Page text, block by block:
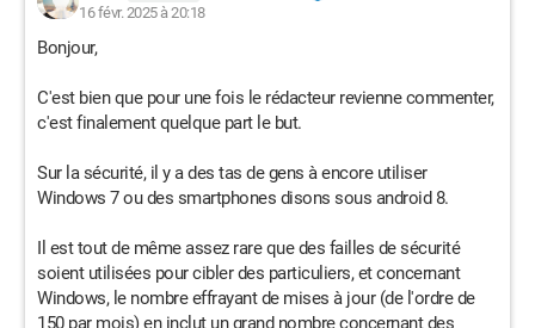
16 févr. 2025 à 20:18
Bonjour,
C'est bien que pour une fois le rédacteur revienne commenter,
c'est finalement quelque part le but.
Sur la sécurité, il y a des tas de gens à encore utiliser
Windows 7 ou des smartphones disons sous android 8.
Il est tout de même assez rare que des failles de sécurité
soient utilisées pour cibler des particuliers, et concernant
Windows, le nombre effrayant de mises à jour (de l'ordre de